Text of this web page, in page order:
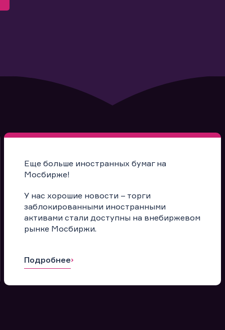
Еще больше иностранных бумаг на
Мосбирже!
У нас хорошие новости – торги
заблокированными иностранными
активами стали доступны на внебиржевом
рынке Мосбиржи.
Подробнее